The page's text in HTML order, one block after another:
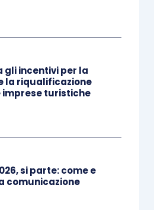
dell’energia elettrica,
al secondo trimestre
elettrica), ai sensi
4 D.L. 17/2022
5 D.L. 21/2022 che
dal 20% al 25%.
di contatori di energia
disponibile pari o superiore
dall’
gli incentivi per la
la riqualificazione
turistiche
si parte: come e
comunicazione